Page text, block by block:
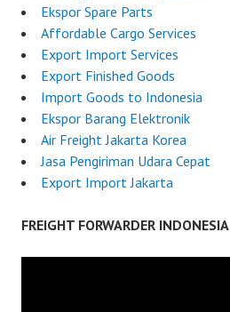
Ekspor Spare Parts
Affordable Cargo Services
Export Import Services
Export Finished Goods
Import Goods to Indonesia
Ekspor Barang Elektronik
Air Freight Jakarta Korea
Jasa Pengiriman Udara Cepat
Export Import Jakarta
FREIGHT FORWARDER INDONESIA